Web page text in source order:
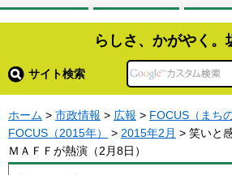
らしさ、かがやく。
サイト検索
ホーム > 市政情報 > 広報 > FOCUS（まち
FOCUS（2015年）
> 2015年2月 > 笑いと
ＭＡＦＦが熱演（2月8日）